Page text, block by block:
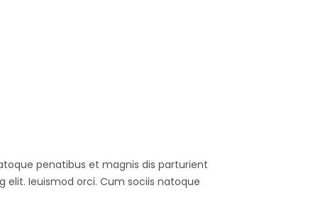
penatibus et magnis dis parturient
Ieuismod orci. Cum sociis natoque